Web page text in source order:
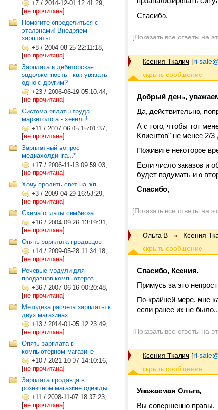
+7 / 2014-12-01 12:41:29,
[не прочитана]
Помогите определиться с
эталонами! Внедряем
зарплаты
+8 / 2004-08-25 22:11:18,
[не прочитана]
Зарплата и дебиторская
задолженность - как увязать
одно с другим?
+23 / 2006-06-19 05:10:44,
[не прочитана]
Система оплаты труда
маркетолога - хееелп!
+11 / 2007-06-05 15:01:37,
[не прочитана]
Зарплатный вопрос
медиахолдинга...*
+17 / 2006-11-13 09:59:03,
[не прочитана]
Хочу пролить свет на з/п
+3 / 2009-04-29 16:58:29,
[не прочитана]
Схема оплаты симбиоза
+16 / 2004-09-26 13:19:31,
[не прочитана]
Опять зарплата продавцов
+14 / 2009-05-28 11:34:18,
[не прочитана]
Речевые модули для
продавцов компьютеров
+36 / 2007-06-16 00:20:48,
[не прочитана]
Методика расчета зарплаты в
двух магазинах
+13 / 2014-01-05 12:23:49,
[не прочитана]
Опять зарплата в
компьютерном магазине
+10 / 2021-10-07 14:10:16,
[не прочитана]
Зарплата продавца в
розничном магазине одежды
+11 / 2008-11-07 18:37:23,
[не прочитана]
Спасибо,
[Показать все ответы на
Ксения Ткалич [ri-
Добрый день,
Да, действительно,
А с того, чтобы тот
Клиентов" не менее 2/
Поживите некоторое
Если число заказов и
будет подумать и о
Спасибо,
[Показать все ответы на
Ольга В » Ксения
Cпасибо, Ксения.
Примусь за это
По-крайней мере, мне
если ранее их не
[Показать все ответы на
Ксения Ткалич [ri-
Уважаемая Ольга,
Вы совершенно правы.